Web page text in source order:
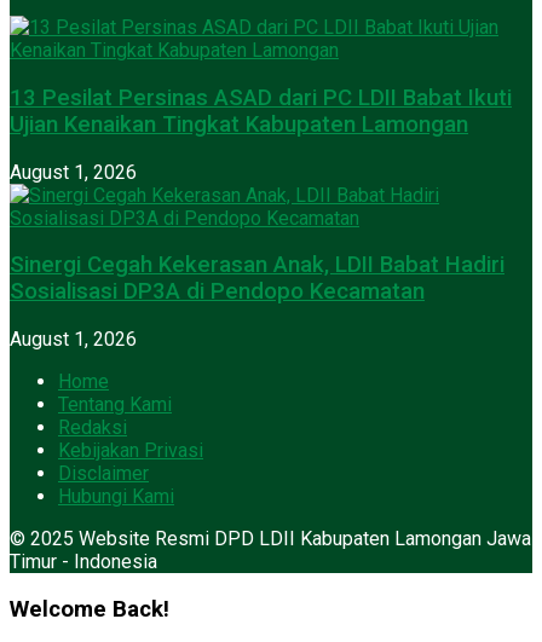
13 Pesilat Persinas ASAD dari PC LDII Babat Ikuti
Ujian Kenaikan Tingkat Kabupaten Lamongan
August 1, 2026
Sinergi Cegah Kekerasan Anak, LDII Babat Hadiri
Sosialisasi DP3A di Pendopo Kecamatan
August 1, 2026
Home
Tentang Kami
Redaksi
Kebijakan Privasi
Disclaimer
Hubungi Kami
© 2025 Website Resmi DPD LDII Kabupaten Lamongan Jawa
Timur - Indonesia
Welcome Back!